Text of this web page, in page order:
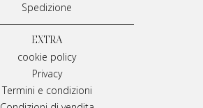
Spedizione
EXTRA
cookie policy
Privacy
Termini e condizioni